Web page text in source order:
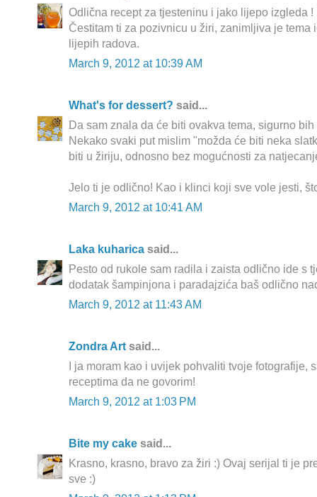
Odlična recept za tjesteninu i jako lijepo izgleda
Čestitam ti za pozivnicu u žiri, zanimljiva je tema
lijepih radova.
March 9, 2012 at 10:39 AM
What's for dessert? said...
Da sam znala da će biti ovakva tema, sigurno
Nekako svaki put mislim "možda će biti neka
biti u žiriju, odnosno bez mogućnosti za
Jelo ti je odlično! Kao i klinci koji sve vole jesti,
March 9, 2012 at 10:41 AM
Laka kuharica said...
Pesto od rukole sam radila i zaista odlično ide s
dodatak šampinjona i paradajzića baš odlično
March 9, 2012 at 11:43 AM
Zondra Art said...
I ja moram kao i uvijek pohvaliti tvoje fotografije,
receptima da ne govorim!
March 9, 2012 at 1:03 PM
Bite my cake said...
Krasno, krasno, bravo za žiri :) Ovaj serijal ti je
sve :)